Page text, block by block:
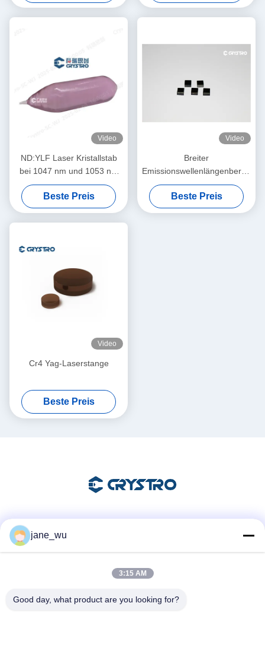
Video
ND:YLF Laser Kristallstab
bei 1047 nm und 1053 nm
verwendet
Beste Preis
Video
Breiter
Emissionswellenlängenbereich
von 1350 nm bis 1600 nm in
Cr4 YAG Laser Kristallstab
für verschiedene
Beste Preis
Video
Cr4 Yag-Laserstange
Beste Preis
jane_wu
3:15 AM
Good day, what product are you looking for?